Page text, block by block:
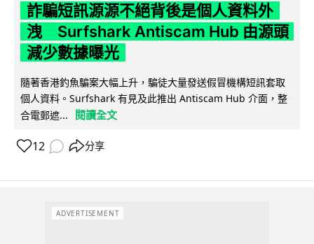
詐騙短訊源源不絕背後是個人資料外
洩 Surfshark Antiscam Hub 由源頭
減少數據曝光
隨著香港釣魚騙案大幅上升，騙徒大量發送假冒機構短訊套取
個人資料。Surfshark 有見及此推出 Antiscam Hub 介面，整
合電郵遮...
閱讀全文
12 分享
ADVERTISEMENT